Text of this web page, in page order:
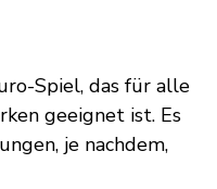
Spiel, das für alle
geeignet ist. Es
je nachdem,